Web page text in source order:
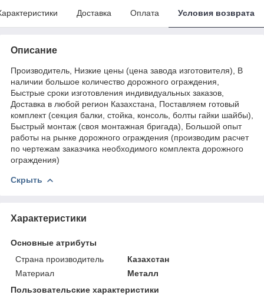
Доставка Оплата Условия возврата
Описание
Производитель, Низкие цены (цена завода изготовителя), В
наличии большое количество дорожного ограждения,
Быстрые сроки изготовления индивидуальных заказов,
Доставка в любой регион Казахстана, Поставляем готовый
комплект (секция балки, стойка, консоль, болты гайки шайбы),
Быстрый монтаж (своя монтажная бригада), Большой опыт
работы на рынке дорожного ограждения (производим расчет
по чертежам заказчика необходимого комплекта дорожного
ограждения)
Скрыть
Характеристики
Основные атрибуты
Страна производитель
Казахстан
Материал
Металл
Пользовательские характеристики